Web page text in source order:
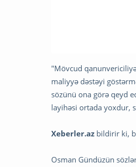
"Mövcud
maliyyə dəstəyi
sözünü ona görə qeyd
layihəsi ortada yoxdur,
Xeberler.az bildirir ki,
Osman Gündüzün